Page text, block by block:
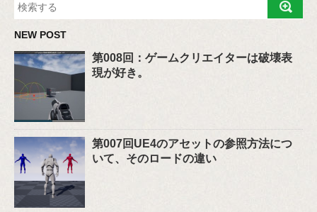
NEW POST
第008回：ゲームクリエイターは破壊表
現が好き。
第007回UE4のアセットの参照方法につ
いて、そのロードの違い